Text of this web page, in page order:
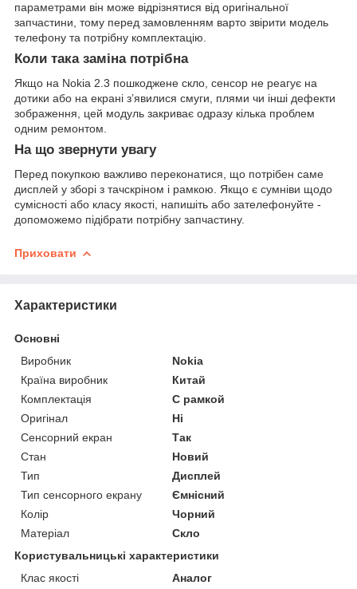
параметрами він може відрізнятися від оригінальної
запчастини, тому перед замовленням варто звірити модель
телефону та потрібну комплектацію.
Коли така заміна потрібна
Якщо на Nokia 2.3 пошкоджене скло, сенсор не реагує на
дотики або на екрані з’явилися смуги, плями чи інші дефекти
зображення, цей модуль закриває одразу кілька проблем
одним ремонтом.
На що звернути увагу
Перед покупкою важливо переконатися, що потрібен саме
дисплей у зборі з тачскріном і рамкою. Якщо є сумніви щодо
сумісності або класу якості, напишіть або зателефонуйте -
допоможемо підібрати потрібну запчастину.
Приховати
Характеристики
Основні
Виробник
Nokia
Країна виробник
Китай
Комплектація
С рамкой
Оригінал
Ні
Сенсорний екран
Так
Стан
Новий
Тип
Дисплей
Тип сенсорного екрану
Ємнісний
Колір
Чорний
Матеріал
Скло
Користувальницькі характеристики
Клас якості
Аналог